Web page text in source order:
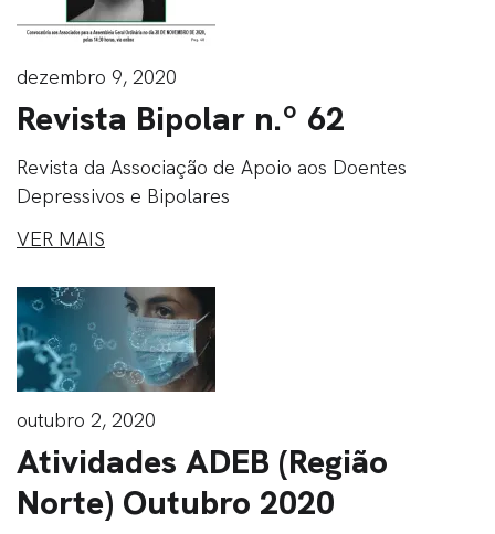
dezembro 9, 2020
Revista Bipolar n.º 62
Revista da Associação de Apoio aos Doentes
Depressivos e Bipolares
VER MAIS
outubro 2, 2020
Atividades ADEB (Região
Norte) Outubro 2020